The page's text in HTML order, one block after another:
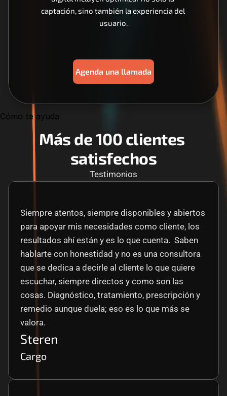
captación, sino también la experiencia del
usuario.
Agenda una llamada
Cómo te ayuda
Más de 100 clientes
satisfechos
Testimonios
Siempre atentos, siempre disponibles y abiertos
para apoyar mis necesidades como cliente, los
resultados ahí están y es lo que cuenta.  Saben
hablarte con honestidad y no es una consultora
que se dedica a decirle al cliente lo que quiere
escuchar, siempre directos y como son las
cosas. Diagnóstico, tratamiento, prescripción y
remedio aunque duela; eso es lo que más se
valora.
Steren
Cargo